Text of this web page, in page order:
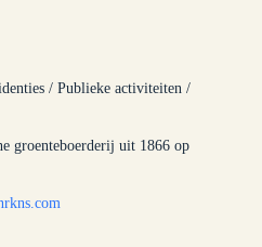
/ Publieke activiteiten /
groenteboerderij uit 1866 op